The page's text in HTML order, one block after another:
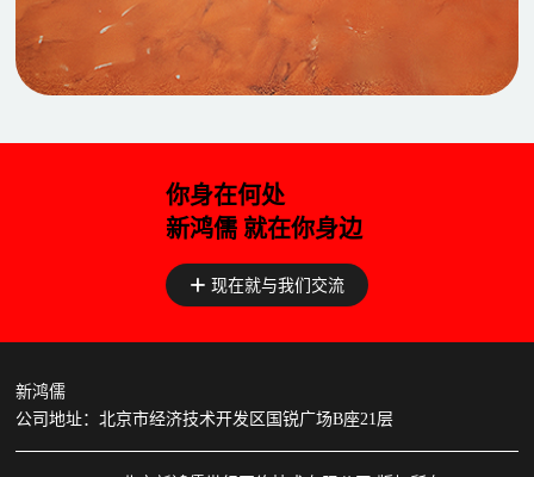
你身在何处
新鸿儒 就在你身边
现在就与我们交流
新鸿儒
公司地址：北京市经济技术开发区国锐广场B座21层